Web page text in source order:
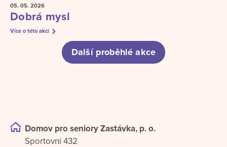
05. 05. 2026
Dobrá mysl
Více o této akci
Další proběhlé akce
Domov pro seniory Zastávka, p. o.
Sportovní 432